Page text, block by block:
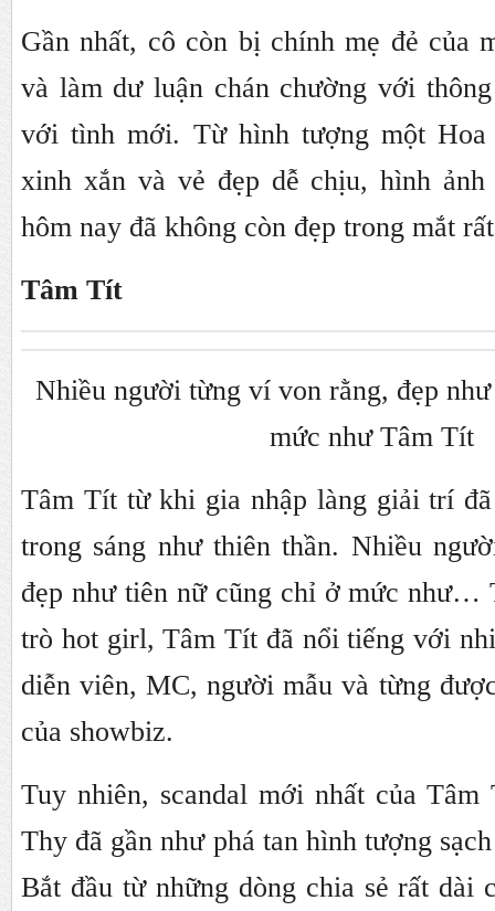
Gần nhất, cô còn bị chính mẹ đẻ của
và làm dư luận chán chường với
với tình mới. Từ hình tượng một Hoa
xinh xắn và vẻ đẹp dễ chịu, hình
hôm nay đã không còn đẹp trong mắt
Tâm Tít
Nhiều người từng ví von rằng, đẹp
mức như Tâm Tít
Tâm Tít từ khi gia nhập làng giải trí
trong sáng như thiên thần. Nhiều
đẹp như tiên nữ cũng chỉ ở mức như…
trò hot girl, Tâm Tít đã nổi tiếng với
diễn viên, MC, người mẫu và từng
của showbiz.
Tuy nhiên, scandal mới nhất của
Thy đã gần như phá tan hình tượng
Bắt đầu từ những dòng chia sẻ rất dài